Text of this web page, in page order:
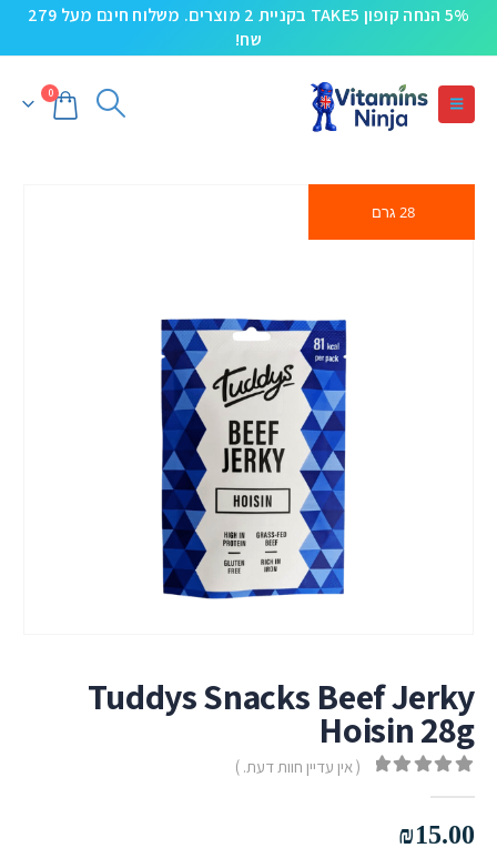
5% הנחה קופון TAKE5 בקניית 2 מוצרים. משלוח חינם מעל 279
שח!
0
28 גרם
Tuddys Snacks Beef Jerky
Hoisin 28g
( אין עדיין חוות דעת. )
₪15.00